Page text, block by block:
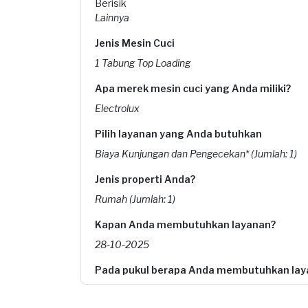
Berisik
Lainnya
Jenis Mesin Cuci
1 Tabung Top Loading
Apa merek mesin cuci yang Anda miliki?
Electrolux
Pilih layanan yang Anda butuhkan
Biaya Kunjungan dan Pengecekan* (Jumlah: 1)
Jenis properti Anda?
Rumah (Jumlah: 1)
Kapan Anda membutuhkan layanan?
28-10-2025
Pada pukul berapa Anda membutuhkan